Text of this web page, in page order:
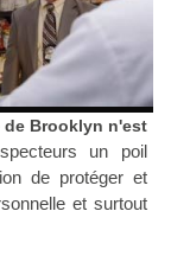
de Brooklyn n'est
un poil
de protéger et
et surtout